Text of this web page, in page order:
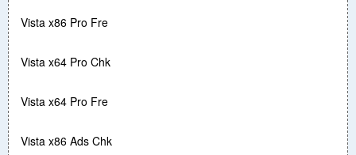
Vista x86 Pro Fre
Vista x64 Pro Chk
Vista x64 Pro Fre
Vista x86 Ads Chk